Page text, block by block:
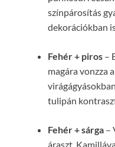
színpárosítás
dekorációkban
Fehér + piros –
magára vonzza
tulipán
Fehér + sárga –
áraszt.